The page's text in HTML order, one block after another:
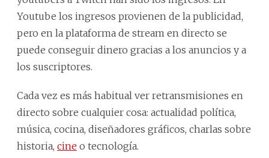
Youtube los ingresos provienen de la publicidad,
pero en la plataforma de stream en directo se
puede conseguir dinero gracias a los anuncios y a
los suscriptores.
Cada vez es más habitual ver retransmisiones en
directo sobre cualquier cosa: actualidad política,
música, cocina, diseñadores gráficos, charlas sobre
historia, cine o tecnología.